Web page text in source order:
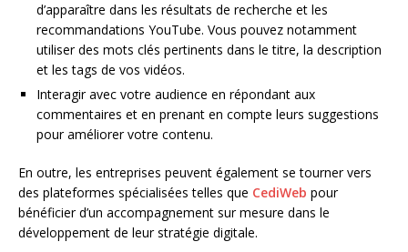
d’apparaître dans les résultats de recherche et les
recommandations YouTube. Vous pouvez notamment
utiliser des mots clés pertinents dans le titre, la description
et les tags de vos vidéos.
Interagir avec votre audience en répondant aux
commentaires et en prenant en compte leurs suggestions
pour améliorer votre contenu.
En outre, les entreprises peuvent également se tourner vers
des plateformes spécialisées telles que CediWeb pour
bénéficier d’un accompagnement sur mesure dans le
développement de leur stratégie digitale.